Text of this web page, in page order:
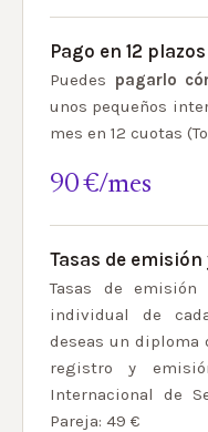
Pago en 12 plazos
Puedes pagarlo
unos pequeños
mes en 12 cuotas
90 €/mes
Tasas de
Tasas de
individual de
deseas un diploma
registro y
Internacional de
Pareja: 49 €